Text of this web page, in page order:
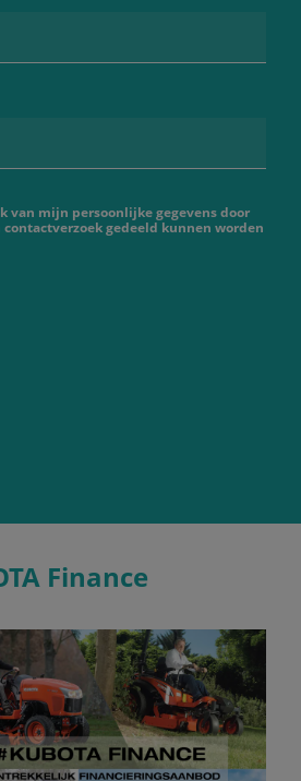
van mijn persoonlijke gegevens door
gedeeld kunnen worden
Finance